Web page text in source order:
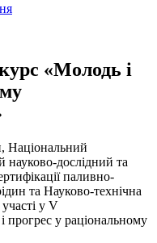
«Молодь і
Національний
науково-дослідний та
паливно-
та Науково-технічна
у V
прогрес у раціональному